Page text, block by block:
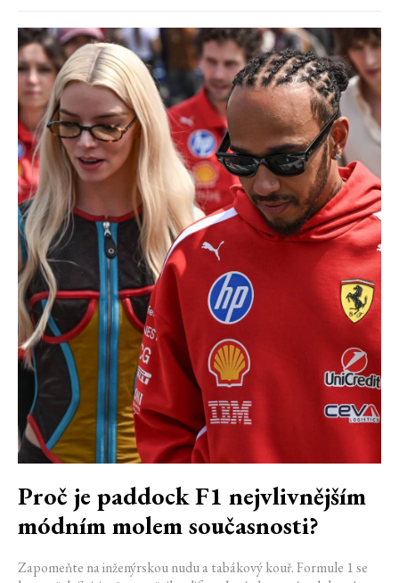
Proč je paddock F1 nejvlivnějším
módním molem současnosti?
Zapomeňte na inženýrskou nudu a tabákový kouř. Formule 1 se